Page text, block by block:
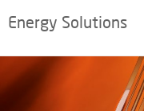
Energy Solutions